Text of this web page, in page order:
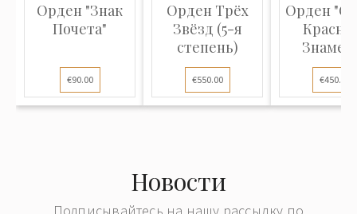
Орден "Знак
Почета"
€90.00
Орден Трёх
Звёзд (5-я
степень)
€550.00
Орден
€450.00
Новости